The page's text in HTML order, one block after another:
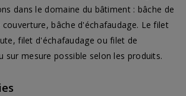
dans le domaine du bâtiment : bâche de
bâche d'échafaudage. Le filet
filet d'échafaudage ou filet de
sur mesure possible selon les produits.